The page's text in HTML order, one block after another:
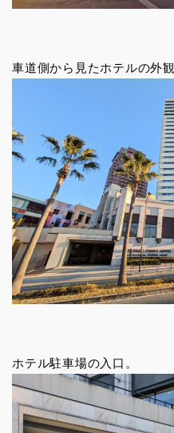
車道側から見たホテルの外観
ホテル駐車場の入口。